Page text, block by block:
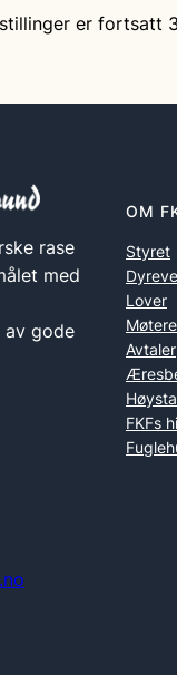
er fortsatt
rase
med
av gode
OM
Styret
Lover
Avtaler
FKFs